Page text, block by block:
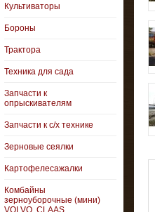
Культиваторы
Бороны
Трактора
Техника для сада
Запчасти к
опрыскивателям
Запчасти к с/х технике
Зерновые сеялки
Картофелесажалки
Комбайны
зерноуборочные (мини)
VOLVO, CLAAS